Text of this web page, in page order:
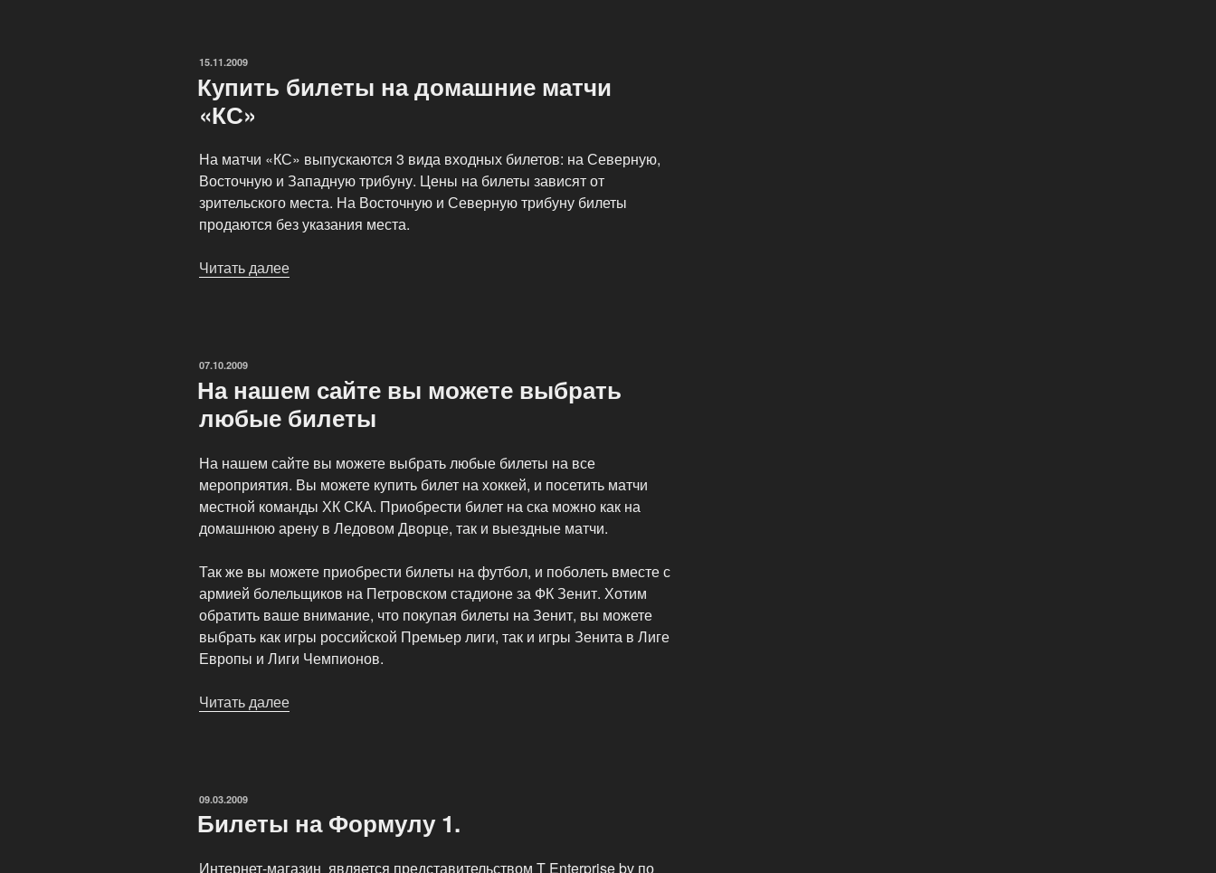
ОПУБЛИКОВАНО
15.11.2009
Купить билеты на домашние матчи
«КС»
На матчи «КС» выпускаются 3 вида входных билетов: на Северную,
Восточную и Западную трибуну. Цены на билеты зависят от
зрительского места. На Восточную и Северную трибуну билеты
продаются без указания места.
Читать далее
ОПУБЛИКОВАНО
07.10.2009
На нашем сайте вы можете выбрать
любые билеты
На нашем сайте вы можете выбрать любые билеты на все
мероприятия. Вы можете купить билет на хоккей, и посетить матчи
местной команды ХК СКА. Приобрести билет на ска можно как на
домашнюю арену в Ледовом Дворце, так и выездные матчи.
Так же вы можете приобрести билеты на футбол, и поболеть вместе с
армией болельщиков на Петровском стадионе за ФК Зенит. Хотим
обратить ваше внимание, что покупая билеты на Зенит, вы можете
выбрать как игры российской Премьер лиги, так и игры Зенита в Лиге
Европы и Лиги Чемпионов.
Читать далее
любые
ОПУБЛИКОВАНО
09.03.2009
Билеты на Формулу 1.
Интернет-магазин является представительством T Enterprise bv по